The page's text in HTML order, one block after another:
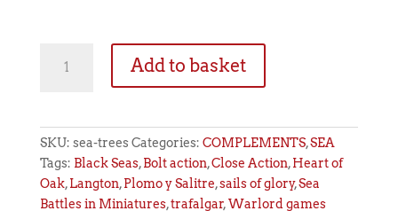
quantity
Add to basket
SKU: sea-trees Categories: COMPLEMENTS,SEA
Tags: Black Seas,Bolt action,Close Action,Heart of
Oak,Langton,Plomo y Salitre,sails of glory,Sea
Battles in Miniatures,trafalgar,Warlord games